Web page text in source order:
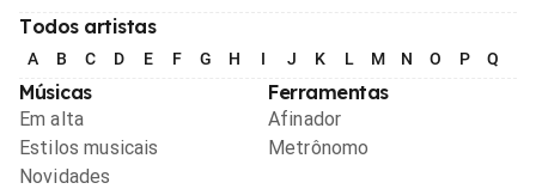
Todos artistas
A B C D E F G H I J K L M N O P Q
Músicas
Em alta
Estilos musicais
Novidades
Ferramentas
Afinador
Metrônomo